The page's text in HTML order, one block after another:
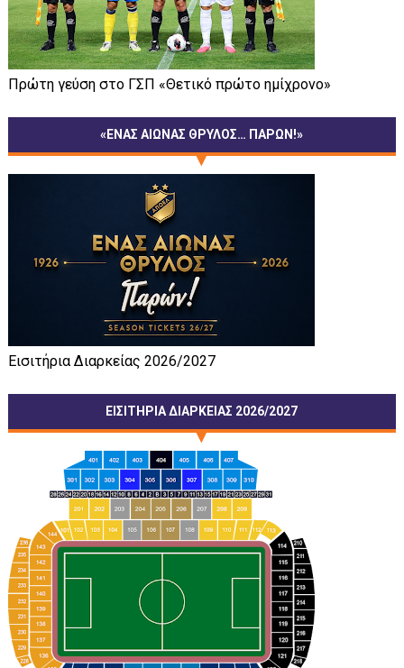
Πρώτη γεύση στο ΓΣΠ «Θετικό πρώτο ημίχρονο»
«ΕΝΑΣ ΑΙΩΝΑΣ ΘΡΥΛΟΣ… ΠΑΡΩΝ!»
Εισιτήρια Διαρκείας 2026/2027
ΕΙΣΙΤΗΡΙΑ ΔΙΑΡΚΕΙΑΣ 2026/2027